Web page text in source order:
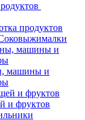
продуктов
машины и
и фруктов